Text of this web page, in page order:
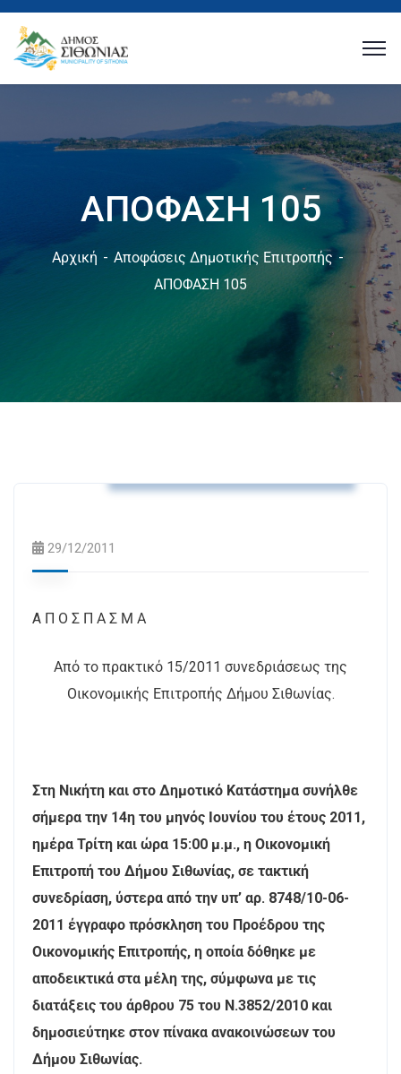
ΑΠΟΦΑΣΗ 105
Αρχική
Αποφάσεις Δημοτικής Επιτροπής
ΑΠΟΦΑΣΗ 105
29/12/2011
A Π Ο Σ Π Α Σ Μ Α
Από το πρακτικό 15/2011 συνεδριάσεως της
Οικονομικής Επιτροπής Δήμου Σιθωνίας.
Στη Νικήτη και στο Δημοτικό Κατάστημα συνήλθε
σήμερα την 14η του μηνός Ιουνίου του έτους 2011,
ημέρα Τρίτη και ώρα 15:00 μ.μ., η Οικονομική
Επιτροπή του Δήμου Σιθωνίας, σε τακτική
συνεδρίαση, ύστερα από την υπ’ αρ. 8748/10-06-
2011 έγγραφο πρόσκληση του Προέδρου της
Οικονομικής Επιτροπής, η οποία δόθηκε με
αποδεικτικά στα μέλη της, σύμφωνα με τις
διατάξεις του άρθρου 75 του Ν.3852/2010 και
δημοσιεύτηκε στον πίνακα ανακοινώσεων του
Δήμου Σιθωνίας.